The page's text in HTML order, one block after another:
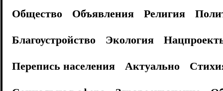
Общество
Объявления Религия
Благоустройство
Экология
Перепись населения
Актуально